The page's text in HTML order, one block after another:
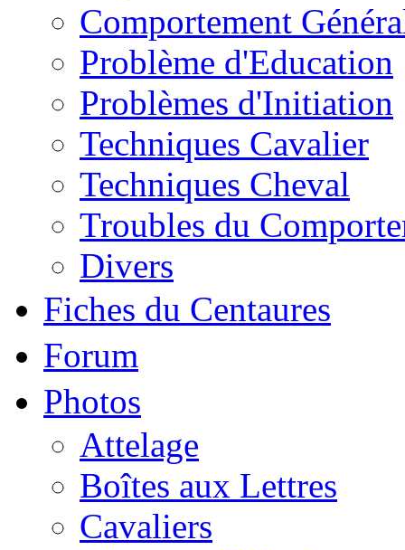
Comportement
Problème d'Education
Problèmes d'Initiation
Techniques Cavalier
Techniques Cheval
Troubles du
Divers
Fiches du Centaures
Forum
Photos
Attelage
Boîtes aux Lettres
Cavaliers